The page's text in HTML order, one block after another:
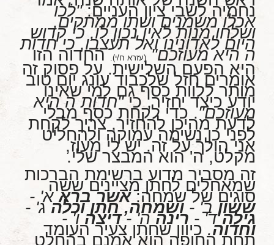
נחמיה לשבי ציון העניים:"לכו
אכלו משמנים ושתו ממתקים,
ושלחו מנות לאין נכון לו, כי קדוש
היום לאדונינו ואל תעצבו, כי חדות
ה היא מעוזכם" (עזרא ח/י).החדוה הזו
היא הפעם השלישית. על פסוק זה
אומרים חזל שלכבוד עונג יום טוב
מותר ללוות כסף גם למי שאינו
יודע כיצד יחזיר, כי"חדות ה היא
מעוזכם". כדי לקחת כסף מבלי
לדעת מהיכן להחזיר, צריך לקחת
לפני כן נשימה עמוקה ולהחליט
אני הולך על זה. יש לי מעוז,
מקלט, ה' הוא המבצר שלי.
זה מסביר מדוע ברשימת הברכות
שמאחלים לחתן מציינים ששה
סוגים של שמחה:אשר בראא' -
ששון ב' - ושמחה, חתן וכלהג' -
גילהד' - רינהה' -דיצהו' -
וחדוה. כיוון שחתן צעיר העומד
תחת החופה הוא אמנם בהחלט